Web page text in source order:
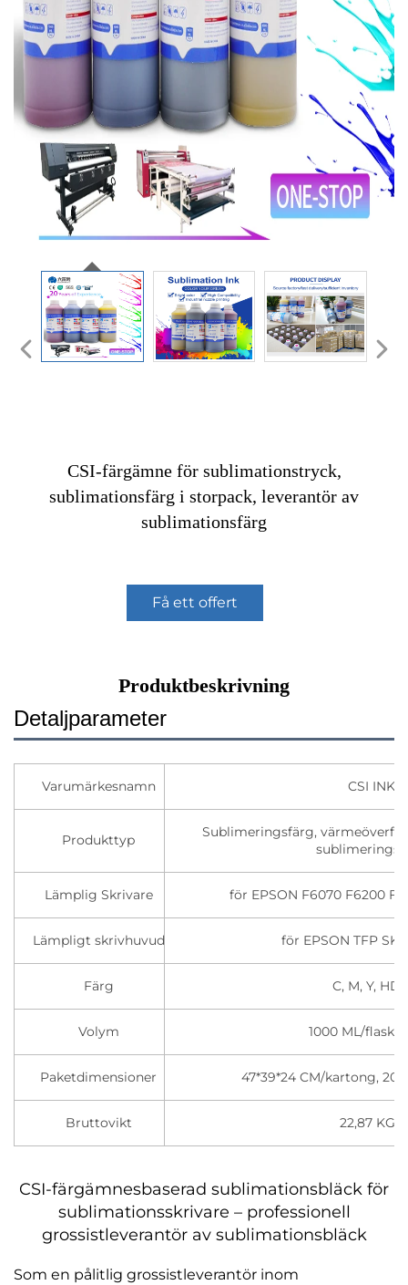
CSI-färgämne för sublimationstryck,
sublimationsfärg i storpack, leverantör av
sublimationsfärg
Få ett offert
Produktbeskrivning
Detaljparameter
Varumärkesnamn CSI INK
Produkttyp
Sublimeringsfärg,
Lämplig Skrivare för EPSON F6070 F6200
Lämpligt skrivhuvud för EPSON TFP
Färg C, M, Y,
Volym 1000 ML/flaska/
Paketdimensioner 47*39*24 CM/kartong, 20
Bruttovikt 22,87 KGS
CSI-färgämnesbaserad sublimationsbläck för
sublimationsskrivare – professionell
grossistleverantör av sublimationsbläck
Som en pålitlig grossistleverantör inom